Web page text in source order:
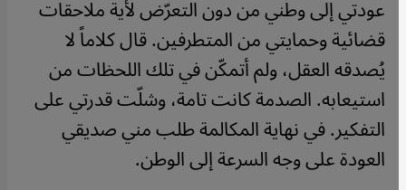
عودتي إلى وطني من دون التعرّض لأية ملاحقات
قضائية وحمايتي من المتطرفين. قال كلاماً لا
يُصدقه العقل، ولم أتمكّن في تلك اللحظات من
استيعابه. الصدمة كانت تامة، وشلّت قدرتي على
التفكير. في نهاية المكالمة طلب مني صديقي
العودة على وجه السرعة إلى الوطن.